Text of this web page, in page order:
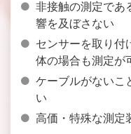
非接触の測定であ
響を及ぼさない
センサーを取り付
体の場合も測定が
ケーブルがないこ
い
高価・特殊な測定